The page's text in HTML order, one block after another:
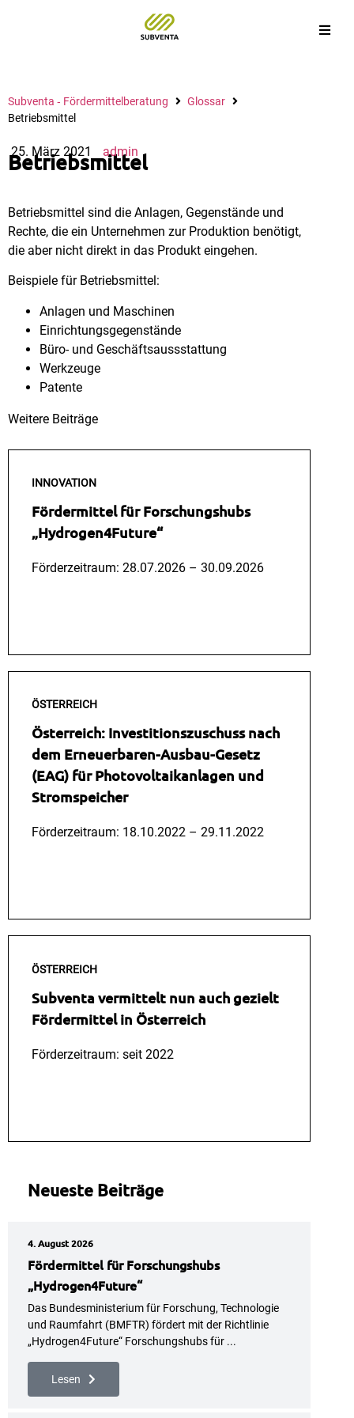
Subventa ‐ Fördermittelberatung
Glossar
Betriebsmittel
25. März 2021 admin
Betriebsmittel
Betriebsmittel sind die Anlagen, Gegenstände und
Rechte, die ein Unternehmen zur Produktion benötigt,
die aber nicht direkt in das Produkt eingehen.
Beispiele für Betriebsmittel:
Anlagen und Maschinen
Einrichtungsgegenstände
Büro- und Geschäftsaussstattung
Werkzeuge
Patente
Weitere Beiträge
INNOVATION
Fördermittel für Forschungshubs
„Hydrogen4Future“
Förderzeitraum: 28.07.2026 – 30.09.2026
ÖSTERREICH
Österreich: Investitionszuschuss nach
dem Erneuerbaren-Ausbau-Gesetz
(EAG) für Photovoltaikanlagen und
Stromspeicher
Förderzeitraum: 18.10.2022 – 29.11.2022
ÖSTERREICH
Subventa vermittelt nun auch gezielt
Fördermittel in Österreich
Förderzeitraum: seit 2022
Neueste Beiträge
4. August 2026
Fördermittel für Forschungshubs
„Hydrogen4Future“
Das Bundesministerium für Forschung, Technologie
und Raumfahrt (BMFTR) fördert mit der Richtlinie
„Hydrogen4Future“ Forschungshubs für ...
Lesen